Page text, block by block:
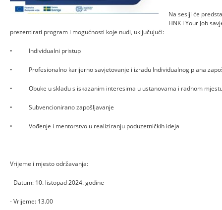
Na sesiji će
HNK i Your Job
prezentirati program i mogućnosti koje nudi, uključujući:
• Individualni pristup
• Profesionalno karijerno savjetovanje i izradu Individualnog plana
• Obuke u skladu s iskazanim interesima u ustanovama i radnom
• Subvencionirano zapošljavanje
• Vođenje i mentorstvo u realiziranju poduzetničkih ideja
Vrijeme i mjesto održavanja:
- Datum: 10. listopad 2024. godine
- Vrijeme: 13.00